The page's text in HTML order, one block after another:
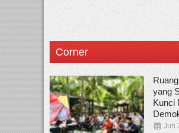
Corner
yang
Kunci
Jun